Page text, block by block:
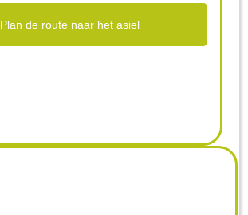
Plan de route naar het asiel